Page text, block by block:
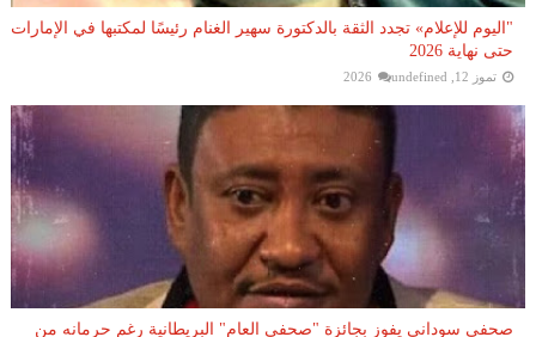
"اليوم للإعلام» تجدد الثقة بالدكتورة سهير الغنام رئيسًا لمكتبها في الإمارات
حتى نهاية 2026
تموز 12, 2026 undefined
صحفي سوداني يفوز بجائزة "صحفي العام" البريطانية رغم حرمانه من